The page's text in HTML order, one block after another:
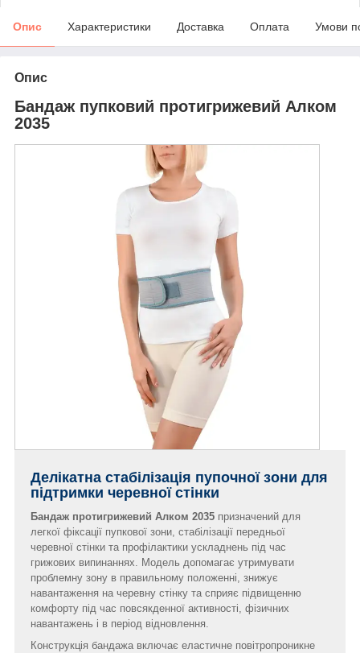
Опис Характеристики Доставка Оплата Умови
Опис
Бандаж пупковий протигрижевий Алком
2035
Делікатна стабілізація пупочної зони для
підтримки черевної стінки
Бандаж протигрижевий Алком 2035 призначений для
легкої фіксації пупкової зони, стабілізації передньої
черевної стінки та профілактики ускладнень під час
грижових випинаннях. Модель допомагає утримувати
проблемну зону в правильному положенні, знижує
навантаження на черевну стінку та сприяє підвищенню
комфорту під час повсякденної активності, фізичних
навантажень і в період відновлення.
Конструкція бандажа включає еластичне повітропроникне